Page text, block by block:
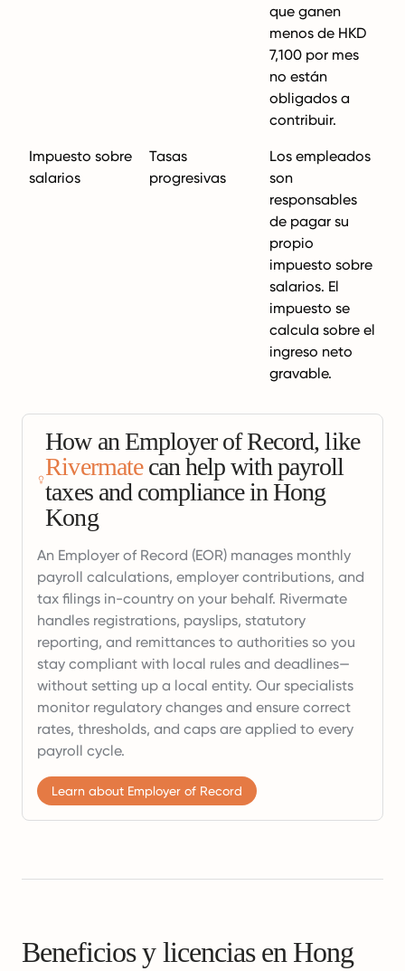
que ganen
menos de HKD
7,100 por mes
no están
obligados a
contribuir.
Impuesto sobre
salarios
Tasas
progresivas
Los empleados
son
responsables
de pagar su
propio
impuesto sobre
salarios. El
impuesto se
calcula sobre el
ingreso neto
gravable.
How an Employer of Record, like
Rivermatecan help with payroll
taxes and compliance in Hong
Kong
An Employer of Record (EOR) manages monthly
payroll calculations, employer contributions, and
tax filings in-country on your behalf. Rivermate
handles registrations, payslips, statutory
reporting, and remittances to authorities so you
stay compliant with local rules and deadlines—
without setting up a local entity. Our specialists
monitor regulatory changes and ensure correct
rates, thresholds, and caps are applied to every
payroll cycle.
Learn about Employer of Record
Beneficios y licencias en Hong